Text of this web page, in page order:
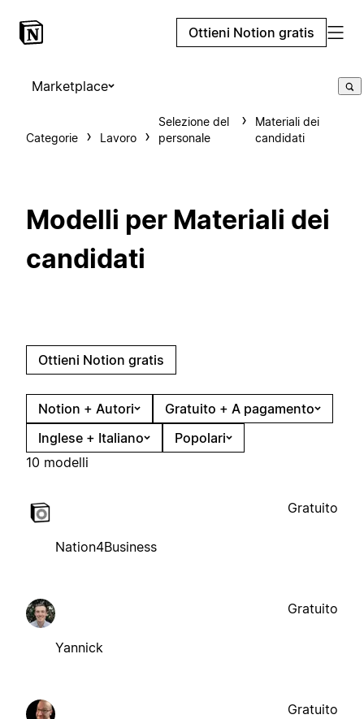
Ottieni Notion gratis
Marketplace
Categorie Lavoro
Selezione del
personale
Materiali dei
candidati
Modelli per Materiali dei
candidati
Ottieni Notion gratis
Notion + Autori
Gratuito + A pagamento
Inglese + Italiano
Popolari
10 modelli
Nation4Business
Gratuito
Yannick
Gratuito
Gratuito